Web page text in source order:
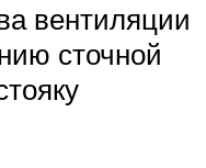
вентиляции
сточной